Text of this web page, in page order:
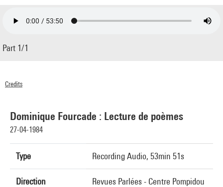
Dominique Fourcade : Lecture de poèmes
27-04-1984
Type Recording Audio, 53min 51s
Direction Revues Parlées - Centre Pompidou
Part 1/1
Credits